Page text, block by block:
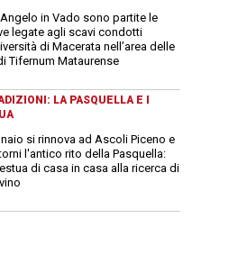
in Vado sono partite le
legate agli scavi condotti
di Macerata nell’area delle
Tifernum Mataurense
LA PASQUELLA E I
si rinnova ad Ascoli Piceno e
l'antico rito della Pasquella:
di casa in casa alla ricerca di